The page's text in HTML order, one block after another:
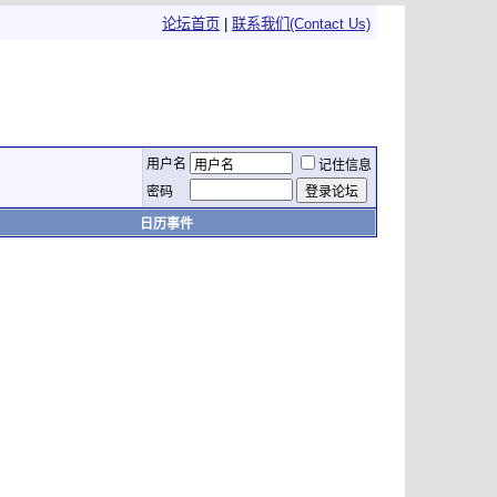
论坛首页 联系我们(Contact Us)
用户名
记住信息
密码
日历事件